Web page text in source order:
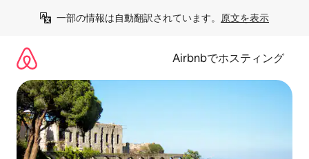
一部の情報は自動翻訳されています。 原文を表示
Airbnbでホスティング